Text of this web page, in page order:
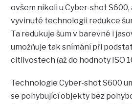
ovšem nikoli u Cyber-shot S600,
vyvinuté technologii redukce
Ta redukuje šum v barevné i
umožňuje tak snímání při
citlivostech (až do hodnoty ISO
Technologie Cyber-shot S600
se pohybující objekty bez